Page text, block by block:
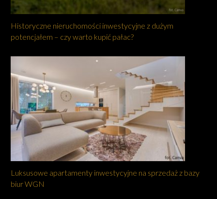
Historyczne nieruchomości inwestycyjne z dużym
potencjałem – czy warto kupić pałac?
Luksusowe apartamenty inwestycyjne na sprzedaż z bazy
biur WGN